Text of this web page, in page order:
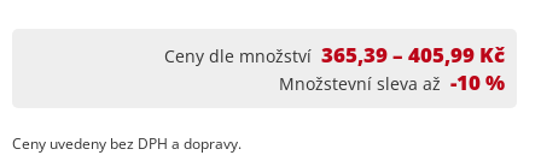
Ceny dle množství 365,39 – 405,99 Kč
Množstevní sleva až -10 %
Ceny uvedeny bez DPH a dopravy.